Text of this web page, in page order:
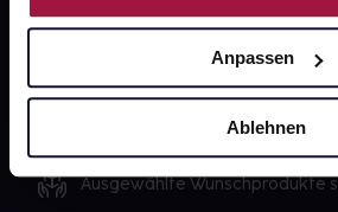
Anpassen
Ablehnen
Impressum
Ausgewählte Wunschprodukte